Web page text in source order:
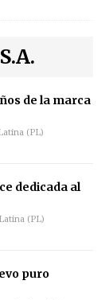
de la marca
(PL)
dedicada al
(PL)
puro